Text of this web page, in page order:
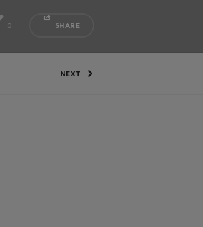
0 SHARE
NEXT